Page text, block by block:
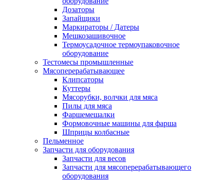
Дозаторы
Запайщики
Маркираторы / Датеры
Мешкозашивочное
Термоусадочное термоупаковочное
оборудование
Тестомесы промышленные
Мясоперерабатывающее
Клипсаторы
Куттеры
Мясорубки, волчки для мяса
Пилы для мяса
Фаршемешалки
Формовочные машины для фарша
Шприцы колбасные
Пельменное
Запчасти для оборудования
Запчасти для весов
Запчасти для мясоперерабатывающего
оборудования